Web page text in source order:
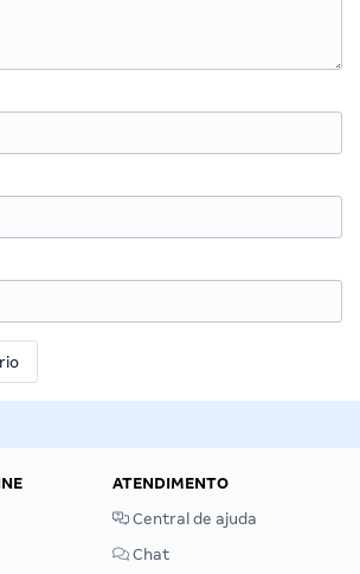
ATENDIMENTO
Central de ajuda
Chat